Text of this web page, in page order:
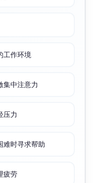
工作环境
集中注意力
压力
难时寻求帮助
疲劳